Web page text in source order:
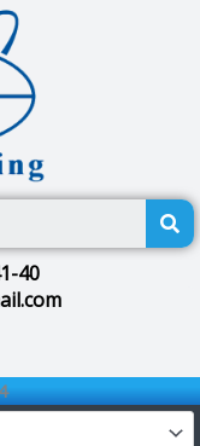
40